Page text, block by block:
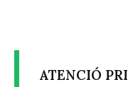
ATENCIÓ